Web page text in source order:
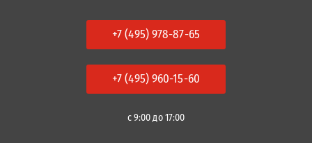
+7 (495) 978-87-65
+7 (495) 960-15-60
с 9:00 до 17:00